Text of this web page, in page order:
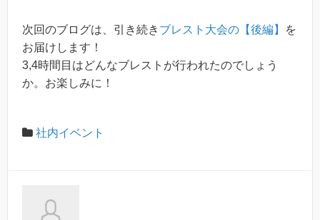
次回のブログは、引き続き ブレスト大会の【後編】
を
お届けします！
3,4時間目はどんなブレストが行われたのでしょう
か。お楽しみに！
社内イベント